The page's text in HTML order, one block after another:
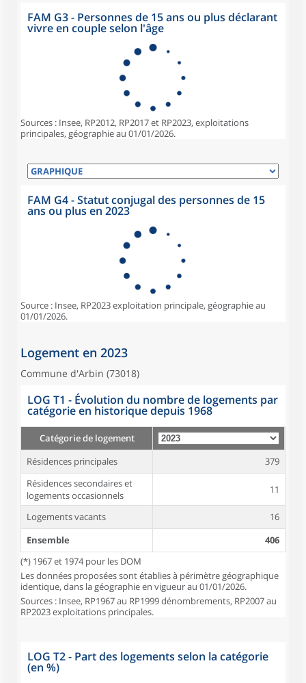
FAM G3 - Personnes de 15 ans ou plus déclarant
vivre en couple selon l'âge
Sources : Insee, RP2012, RP2017 et RP2023, exploitations
principales, géographie au 01/01/2026.
FAM G4 - Statut conjugal des personnes de 15
ans ou plus en 2023
Source : Insee, RP2023 exploitation principale, géographie au
01/01/2026.
Logement en 2023
Commune d'Arbin (73018)
LOG T1 - Évolution du nombre de logements par
catégorie en historique depuis 1968
Catégorie de logement
Résidences principales
379
Résidences secondaires et
logements occasionnels
11
Logements vacants
16
Ensemble
406
(*) 1967 et 1974 pour les DOM
Les données proposées sont établies à périmètre géographique
identique, dans la géographie en vigueur au 01/01/2026.
Sources : Insee, RP1967 au RP1999 dénombrements, RP2007 au
RP2023 exploitations principales.
LOG T2 - Part des logements selon la catégorie
(en %)